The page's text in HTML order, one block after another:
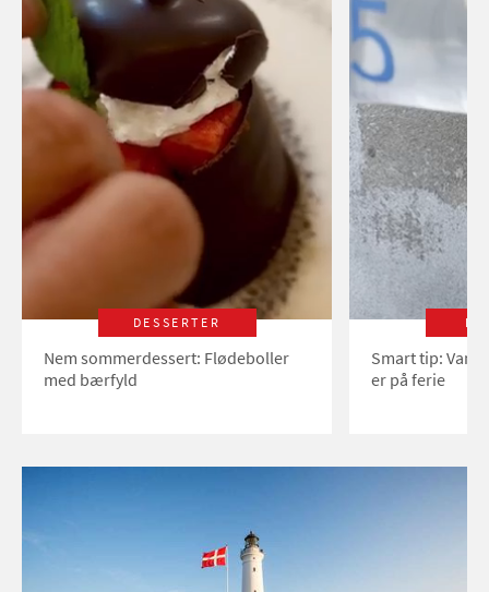
DESSERTER
Nem sommerdessert: Flødeboller
med bærfyld
Smart tip:
er på ferie